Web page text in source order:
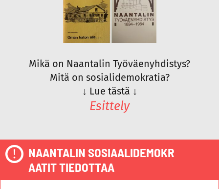
Mikä on Naantalin Työväenyhdistys?
Mitä on sosialidemokratia?
↓ Lue tästä ↓
Esittely
NAANTALIN SOSIAALIDEMOKR
AATIT TIEDOTTAA